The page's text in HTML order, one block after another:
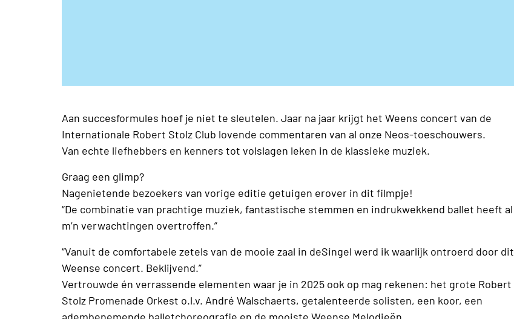
Aan succesformules hoef je niet te sleutelen. Jaar na jaar krijgt het Weens concert van de
Internationale Robert Stolz Club lovende commentaren van al onze Neos-toeschouwers.
Van echte liefhebbers en kenners tot volslagen leken in de klassieke muziek.
Graag een glimp?
Nagenietende bezoekers van vorige editie getuigen erover in dit filmpje!
“De combinatie van prachtige muziek, fantastische stemmen en indrukwekkend ballet heeft al
m’n verwachtingen overtroffen.”
“Vanuit de comfortabele zetels van de mooie zaal in deSingel werd ik waarlijk ontroerd door dit
Weense concert. Beklijvend.”
Vertrouwde én verrassende elementen waar je in 2025 ook op mag rekenen: het grote Robert
Stolz Promenade Orkest o.l.v. André Walschaerts, getalenteerde solisten, een koor, een